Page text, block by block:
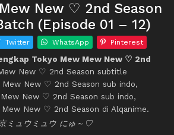
New ♡ 2nd Season
(Episode 01 – 12)
Twitter WhatsApp Pinterest
Tokyo Mew Mew New ♡ 2nd
New ♡ 2nd Season subtitle
Mew New ♡ 2nd Season sub indo,
New ♡ 2nd Season sub indo,
New ♡ 2nd Season di Alqanime.
ミュウミュウ にゅ～♡